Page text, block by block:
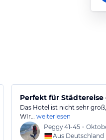
Perfekt für
Das Hotel ist nicht sehr
WIr… weiterlesen
Peggy41-45 •
Aus Deutschland